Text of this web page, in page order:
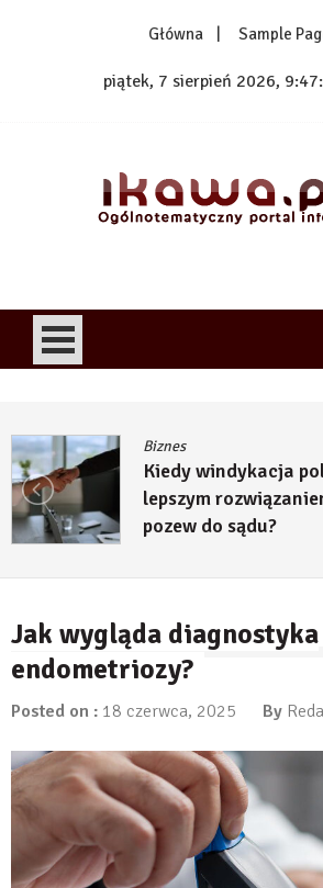
Główna Sample
piątek, 7 sierpień 2026,
Biznes
Kiedy windykacja
lepszym
pozew do sądu?
Jak wygląda diagnostyka
endometriozy?
Posted on : 18 czerwca, 2025 By